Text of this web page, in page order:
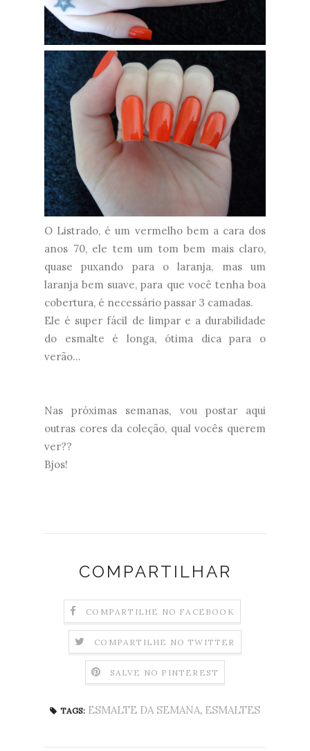
O Listrado, é um vermelho bem a cara dos
anos 70, ele tem um tom bem mais claro,
quase puxando para o laranja, mas um
laranja bem suave, para que você tenha boa
cobertura, é necessário passar 3 camadas.
Ele é super fácil de limpar e a durabilidade
do esmalte é longa, ótima dica para o
verão...
Nas próximas semanas, vou postar aqui
outras cores da coleção, qual vocês querem
ver??
Bjos!
COMPARTILHAR
COMPARTILHE NO FACEBOOK
COMPARTILHE NO TWITTER
SALVE NO PINTEREST
TAGS: ESMALTE DA SEMANA, ESMALTES